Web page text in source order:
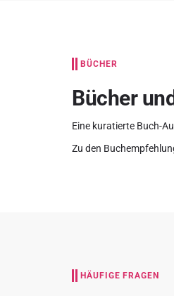
BÜCHER
Bücher
Eine kuratierte Buch-
Zu den
HÄUFIGE FRAGEN